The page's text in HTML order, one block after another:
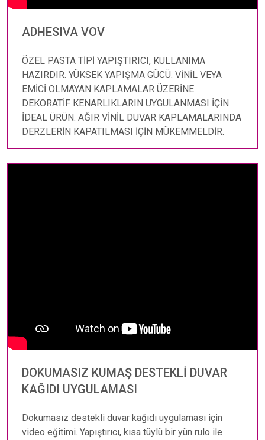
ADHESIVA VOV
ÖZEL PASTA TİPİ YAPIŞTIRICI, KULLANIMA
HAZIRDIR. YÜKSEK YAPIŞMA GÜCÜ. VİNİL VEYA
EMİCİ OLMAYAN KAPLAMALAR ÜZERİNE
DEKORATİF KENARLIKLARIN UYGULANMASI İÇİN
İDEAL ÜRÜN. AĞIR VİNİL DUVAR KAPLAMALARINDA
DERZLERİN KAPATILMASI İÇİN MÜKEMMELDİR.
DOKUMASIZ KUMAŞ DESTEKLİ DUVAR
KAĞIDI UYGULAMASI
Dokumasız destekli duvar kağıdı uygulaması için
video eğitimi. Yapıştırıcı, kısa tüylü bir yün rulo ile